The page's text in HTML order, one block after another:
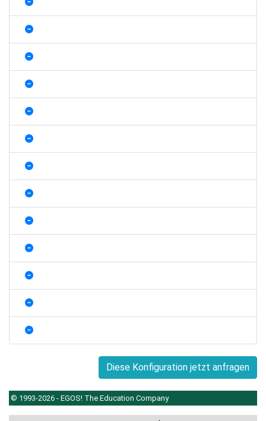
Diese Konfiguration jetzt anfragen
© 1993-2026 - EGOS! The Education Company